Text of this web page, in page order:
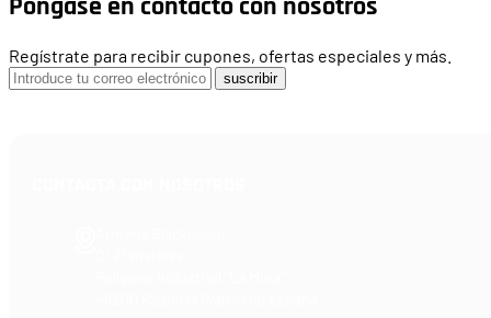
Regístrate para recibir cupones, ofertas especiales y más.
suscribir